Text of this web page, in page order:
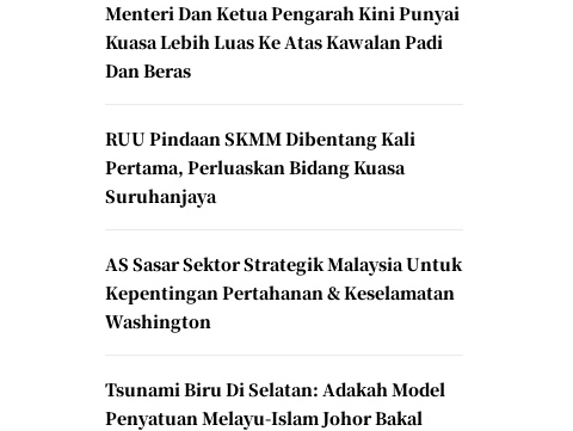
Menteri Dan Ketua Pengarah Kini Punyai
Kuasa Lebih Luas Ke Atas Kawalan Padi
Dan Beras
RUU Pindaan SKMM Dibentang Kali
Pertama, Perluaskan Bidang Kuasa
Suruhanjaya
AS Sasar Sektor Strategik Malaysia Untuk
Kepentingan Pertahanan & Keselamatan
Washington
Tsunami Biru Di Selatan: Adakah Model
Penyatuan Melayu-Islam Johor Bakal